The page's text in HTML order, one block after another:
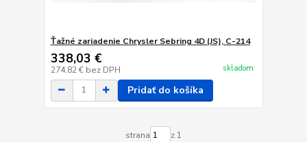
Ťažné zariadenie Chrysler Sebring 4D (JS), C-214
338,03 €
274,82 € bez DPH skladom
Pridať do košíka
strana z 1